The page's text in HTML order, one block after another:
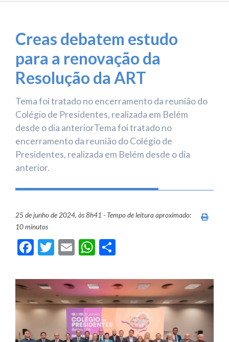
Creas debatem estudo
para a renovação da
Resolução da ART
Tema foi tratado no encerramento da reunião do
Colégio de Presidentes, realizada em Belém
desde o dia anteriorTema foi tratado no
encerramento da reunião do Colégio de
Presidentes, realizada em Belém desde o dia
anterior.
25 de junho de 2024, às 8h41 - Tempo de leitura aproximado:
10 minutos
Facebook
Twitter
EmailWhatsApp